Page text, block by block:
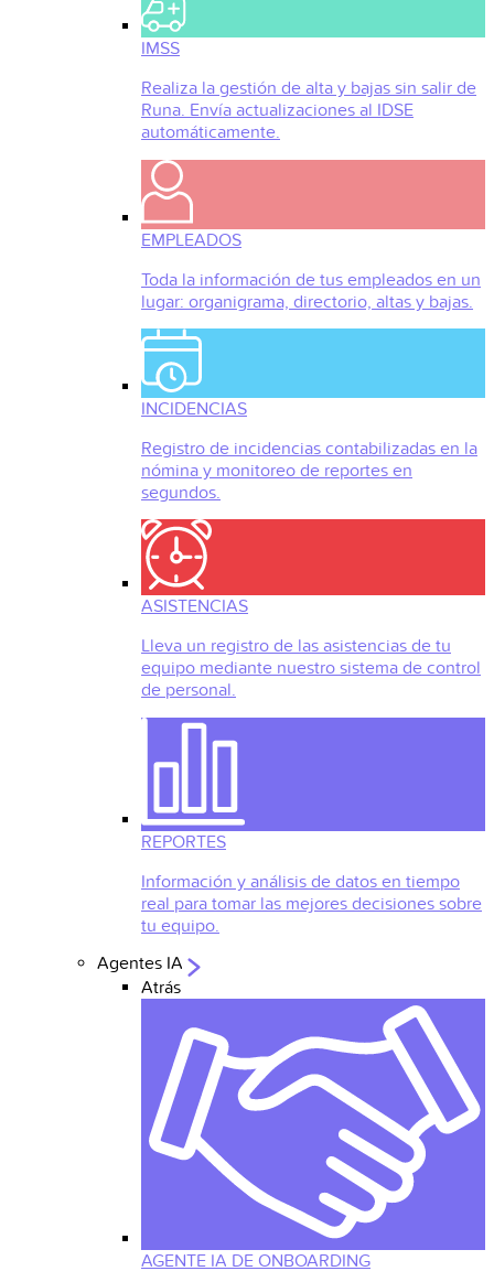
IMSS
Realiza la gestión de alta y bajas sin salir de
Runa. Envía actualizaciones al IDSE
automáticamente.
EMPLEADOS
Toda la información de tus empleados en un
lugar: organigrama, directorio, altas y bajas.
INCIDENCIAS
Registro de incidencias contabilizadas en la
nómina y monitoreo de reportes en
segundos.
ASISTENCIAS
Lleva un registro de las asistencias de tu
equipo mediante nuestro sistema de control
de personal.
REPORTES
Información y análisis de datos en tiempo
real para tomar las mejores decisiones sobre
tu equipo.
Agentes IA
Atrás
AGENTE IA DE ONBOARDING